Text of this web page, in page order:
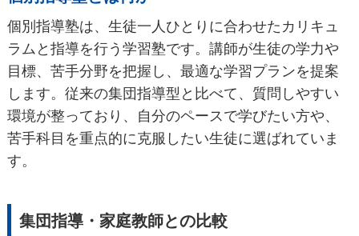
個別指導塾は、生徒一人ひとりに合わせたカリキュ
ラムと指導を行う学習塾です。講師が生徒の学力や
目標、苦手分野を把握し、最適な学習プランを提案
します。従来の集団指導型と比べて、質問しやすい
環境が整っており、自分のペースで学びたい方や、
苦手科目を重点的に克服したい生徒に選ばれていま
す。
集団指導・家庭教師との比較